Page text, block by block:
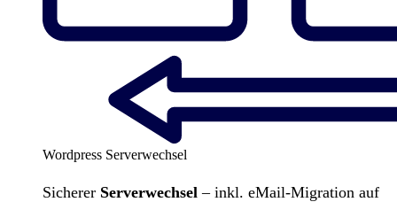
Wordpress Serverwechsel
Sicherer Serverwechsel – inkl. eMail-Migration auf